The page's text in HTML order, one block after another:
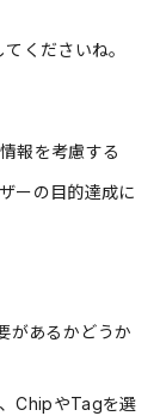
くださいね。
報を考慮する
ーの目的達成に
があるかどうか
ChipやTagを選